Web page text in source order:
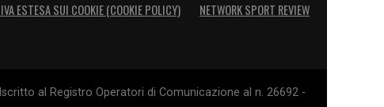
ESTESA SUI COOKIE (COOKIE POLICY) NETWORK SPORT REVIEW
al Registro Operatori di Comunicazione al n. 26692 -